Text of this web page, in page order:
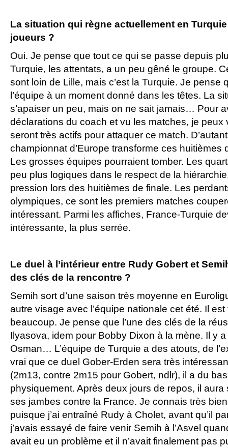
La situation qui règne actuellement en
joueurs ?
Oui. Je pense que tout ce qui se passe depuis
Turquie, les attentats, a un peu gêné le groupe.
sont loin de Lille, mais c’est la Turquie. Je pense
l’équipe à un moment donné dans les têtes. La
s’apaiser un peu, mais on ne sait jamais… Pour
déclarations du coach et vu les matches, je peux
seront très actifs pour attaquer ce match.
championnat d’Europe transforme ces huitièmes
Les grosses équipes pourraient tomber. Les
peu plus logiques dans le respect de la
pression lors des huitièmes de finale. Les
olympiques, ce sont les premiers matches
intéressant. Parmi les affiches, France-Turquie
intéressante, la plus serrée.
Le duel à l’intérieur entre Rudy Gobert et
des clés de la rencontre ?
Semih sort d’une saison très moyenne en
autre visage avec l’équipe nationale cet été. Il
beaucoup. Je pense que l’une des clés de la
Ilyasova, idem pour Bobby Dixon à la mène. Il y
Osman… L’équipe de Turquie a des atouts, de
vrai que ce duel Gober-Erden sera très
(2m13, contre 2m15 pour Gobert, ndlr), il a du
physiquement. Après deux jours de repos, il
ses jambes contre la France. Je connais très
puisque j’ai entraîné Rudy à Cholet, avant qu’il
j’avais essayé de faire venir Semih à l’Asvel
avait eu un problème et il n’avait finalement pas